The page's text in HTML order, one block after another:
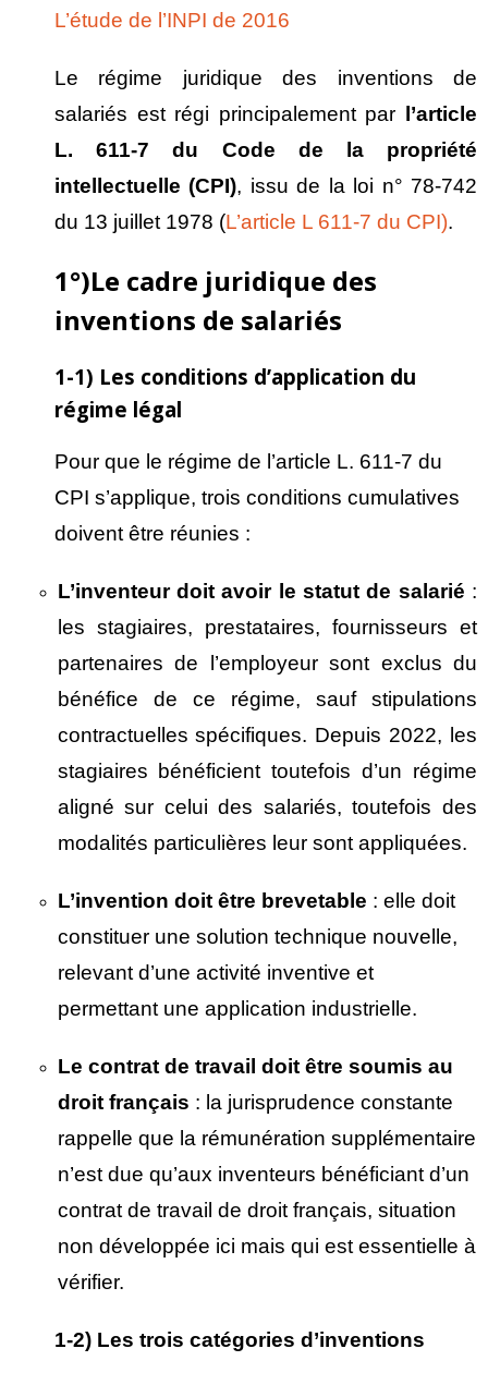
L’étude de l’INPI de 2016
Le régime juridique des inventions de
salariés est régi principalement par
l’article
L. 611-7 du Code de la propriété
intellectuelle (CPI), issu de la loi n° 78-742
du 13 juillet 1978 (L’article L 611-7 du CPI).
1°)Le cadre juridique des
inventions de salariés
1-1) Les conditions d’application du
régime légal
Pour que le régime de l’article L. 611-7 du
CPI s’applique, trois conditions cumulatives
doivent être réunies :
L’inventeur doit avoir le statut de salarié :
les stagiaires, prestataires, fournisseurs et
partenaires de l’employeur sont exclus du
bénéfice de ce régime, sauf stipulations
contractuelles spécifiques. Depuis 2022, les
stagiaires bénéficient toutefois d’un régime
aligné sur celui des salariés, toutefois des
modalités particulières leur sont appliquées.
L’invention doit être brevetable : elle doit
constituer une solution technique nouvelle,
relevant d’une activité inventive et
permettant une application industrielle.
Le contrat de travail doit être soumis au
droit français : la jurisprudence constante
rappelle que la rémunération supplémentaire
n’est due qu’aux inventeurs bénéficiant d’un
contrat de travail de droit français, situation
non développée ici mais qui est essentielle à
vérifier.
1-2) Les trois catégories d’inventions